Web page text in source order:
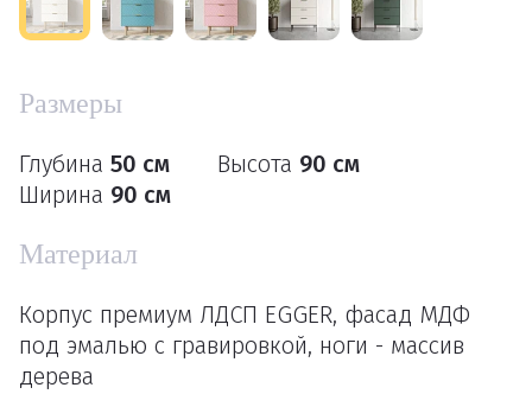
Размеры
Глубина 50 см Высота 90 см
Ширина 90 см
Материал
Корпус премиум ЛДСП EGGER, фасад МДФ
под эмалью с гравировкой, ноги - массив
дерева